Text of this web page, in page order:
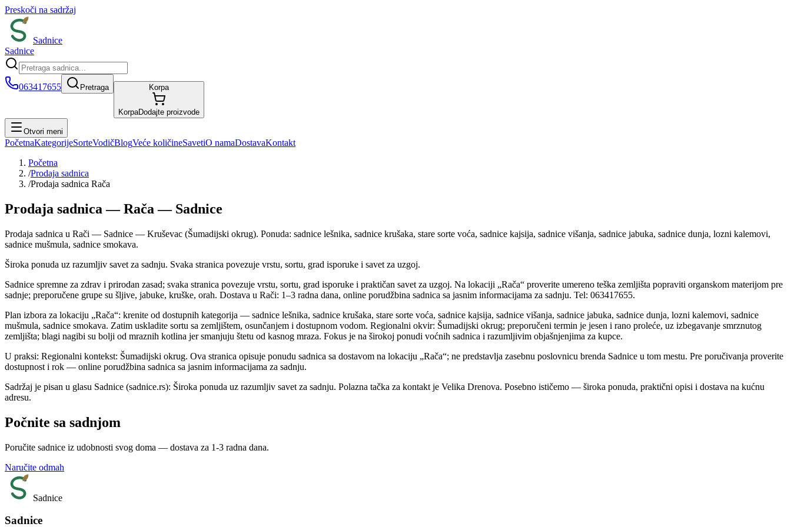
Preskoči na sadržaj
Sadnice
Sadnice
063417655 Pretraga Korpa
KorpaDodajte proizvode
Otvori meni
PočetnaKategorijeSorteVodičBlogVeće količineSavetiO namaDostavaKontakt
Početna
/Prodaja sadnica
/Prodaja sadnica Rača
Prodaja sadnica — Rača — Sadnice
Prodaja sadnica u Rači — Sadnice — Kruševac (Šumadijski okrug). Ponuda: sadnice lešnika, sadnice krušaka, stare sorte voća, sadnice kajsija, sadnice višanja, sadnice jabuka, sadnice dunja, lozni kalemovi,
sadnice mušmula, sadnice smokava.
Široka ponuda uz razumljiv savet za sadnju. Svaka stranica povezuje vrstu, sortu, grad isporuke i savet za uzgoj.
Sadnice spremne za zdrav i prirodan zasad; svaka stranica povezuje vrstu, sortu, grad isporuke i praktičan savet za uzgoj. Na lokaciji „Rača“ proverite umereno teška zemljišta popraviti organskom materijom pre
sadnje; preporučene grupe su šljive, jabuke, kruške, orah. Dostava u Rači: 1–3 radna dana, online porudžbina sadnica sa jasnim informacijama za sadnju. Tel: 063417655.
Plan izbora za lokaciju „Rača“: krenite od dostupnih kategorija — sadnice lešnika, sadnice krušaka, stare sorte voća, sadnice kajsija, sadnice višanja, sadnice jabuka, sadnice dunja, lozni kalemovi, sadnice
mušmula, sadnice smokava. Zatim uskladite sortu sa zemljištem, osunčanjem i dostupnom vodom. Regionalni okvir: Šumadijski okrug; preporučeni termin je jesen i rano proleće, uz izbegavanje smrznutog
zemljišta; blagi nagibi su bolji od mraznih kotlina jer smanjuju štetu od kasnog mraza. Fokus je na širokoj ponudi voćnih sadnica i razumljivim objašnjenjima za kupce.
U praksi: Regionalni kontekst: Šumadijski okrug. Ova stranica opisuje ponudu sadnica sa dostavom na lokaciju „Rača“; ne predstavlja zasebnu poslovnicu brenda Sadnice u tom mestu. Pre poručivanja proverite
dostupnost i rok — online porudžbina sadnica sa jasnim informacijama za sadnju.
Sadržaj je pisan u glasu Sadnice (sadnice.rs): Široka ponuda uz razumljiv savet za sadnju. Polazna tačka za kontakt je Velika Drenova. Posebno ističemo — široka ponuda, praktični opisi i dostava na kućnu
adresu.
Počnite sa sadnjom
Poručite sadnice iz udobnosti svog doma — dostava za 1-3 radna dana.
Naručite odmah
Sadnice
Sadnice